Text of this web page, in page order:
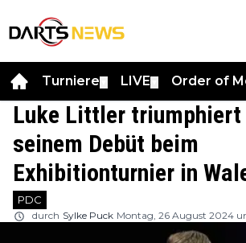
Turniere LIVE Order of
Luke Littler triumphiert
seinem Debüt beim
Exhibitionturnier in
PDC
durch Sylke Puck Montag, 26 August 2024